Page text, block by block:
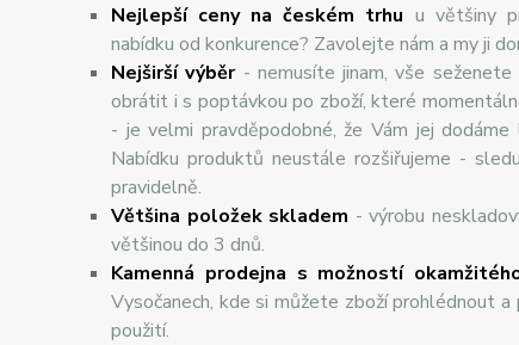
Nejlepší ceny na českém trhu u většiny
nabídku od konkurence? Zavolejte nám a my ji
Nejširšívýběr- nemusíte jinam, vše
obrátit i s poptávkou po zboží, které
- je velmi pravděpodobné, že Vám jej dodáme
Nabídku produktů neustále rozšiřujeme -
pravidelně.
Většina položek skladem - výrobu
většinou do 3 dnů.
Kamenná prodejna s možností
Vysočanech, kde si můžete zboží prohlédnout
použití.